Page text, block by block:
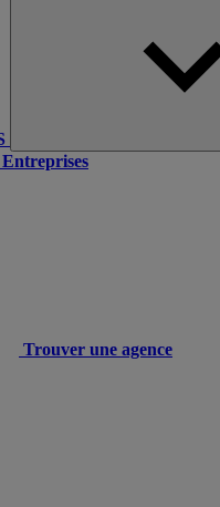
Trouver une agence